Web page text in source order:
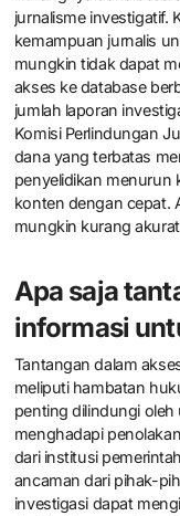
jurnalisme investigatif.
kemampuan jurnalis
mungkin tidak dapat
akses ke database
jumlah laporan
Komisi Perlindungan
dana yang terbatas
penyelidikan menurun
konten dengan cepat.
mungkin kurang
Apa saja
informasi
Tantangan dalam
meliputi hambatan
penting dilindungi
menghadapi
dari institusi
ancaman dari pihak-
investigasi dapat